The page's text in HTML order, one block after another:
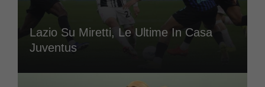
Lazio Su Miretti, Le Ultime In Casa
Juventus